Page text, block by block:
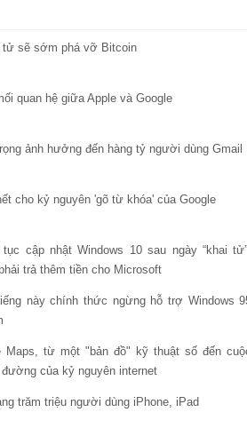
sẽ sớm phá vỡ Bitcoin
quan hệ giữa Apple và Google
ảnh hưởng đến hàng tỷ người dùng Gmail
cho kỷ nguyên 'gõ từ khóa' của Google
cập nhật Windows 10 sau ngày “khai
trả thêm tiền cho Microsoft
này chính thức ngừng hỗ trợ Windows
Maps, từ một "bản đồ" kỹ thuật số đến
của kỷ nguyên internet
trăm triệu người dùng iPhone, iPad